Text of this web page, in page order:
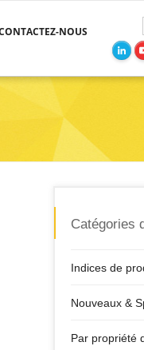
NOUS
Catégories
Indices de
Nouveaux &
Par propriété